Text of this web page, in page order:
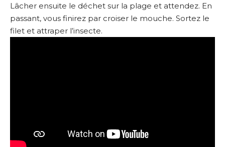
Lâcher ensuite le déchet sur la plage et attendez. En
passant, vous finirez par croiser le mouche. Sortez le
filet et attraper l’insecte.